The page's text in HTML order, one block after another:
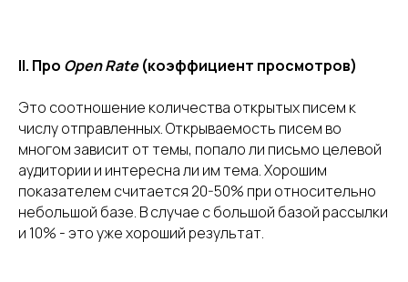
II. Про Open Rate(коэффициент просмотров)
Это соотношение количества открытых писем к
числу отправленных. Открываемость писем во
многом зависит от темы, попало ли письмо целевой
аудитории и интересна ли им тема. Хорошим
показателем считается 20-50% при относительно
небольшой базе. В случае с большой базой рассылки
и 10% - это уже хороший результат.